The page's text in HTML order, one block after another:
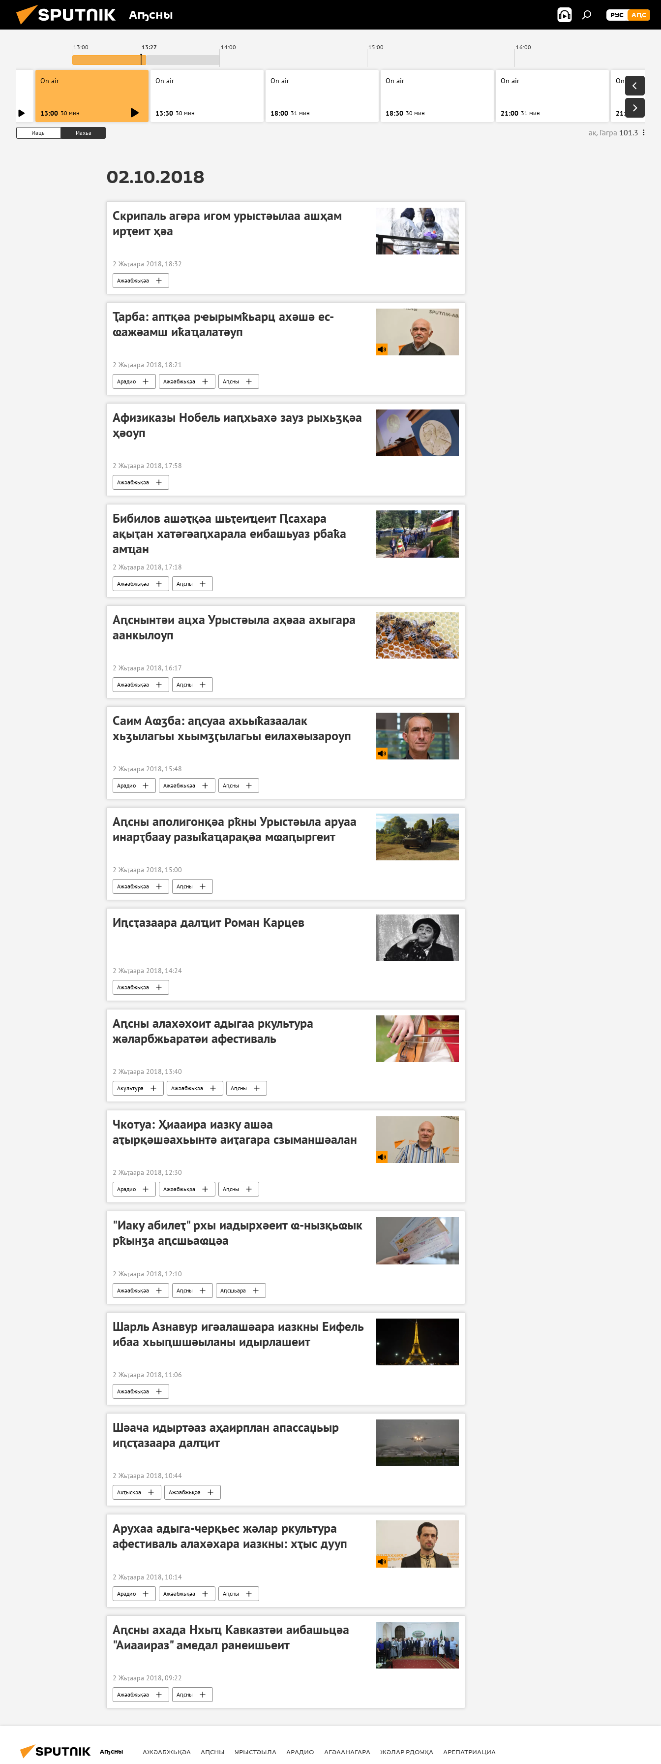
Аҧсны РУС АԤС
13:00 14:00 15:00 16:00
13:27
On air
13:00 30 мин
On air
13:30 30 мин
On air
18:00 31 мин
On air
18:30 30 мин
On air
21:00 31 мин
On air
21:30
Иацы Иахьа ақ. Гагра 101.3
02.10.2018
Скрипаль агәра игом урыстәылаа ашҳам
ирҭеит ҳәа
2 Жьҭаара 2018, 18:32
Ажәабжьқәа
Ҭарба: аптқәа рҽырымҟьарц ахәшә ес-
ҩажәамш иҟаҵалатәуп
2 Жьҭаара 2018, 18:21
Арадио Ажәабжьқәа Аԥсны
Афизиказы Нобель иаԥхьахә зауз рыхьӡқәа
ҳәоуп
2 Жьҭаара 2018, 17:58
Ажәабжьқәа
Бибилов ашәҭқәа шьҭеиҵеит Ԥсахара
ақыҭан хатәгәаԥхарала еибашьуаз рбаҟа
амҵан
2 Жьҭаара 2018, 17:18
Ажәабжьқәа Аԥсны
Аԥснынтәи ацха Урыстәыла аҳәаа ахыгара
аанкылоуп
2 Жьҭаара 2018, 16:17
Ажәабжьқәа Аԥсны
Саим Аҩӡба: аԥсуаа ахьыҟазаалак
хьӡылагьы хьымӡӷылагьы еилахәызароуп
2 Жьҭаара 2018, 15:48
Арадио Ажәабжьқәа Аԥсны
Аԥсны аполигонқәа рҟны Урыстәыла аруаа
инарҭбаау разыҟаҵарақәа мҩаԥыргеит
2 Жьҭаара 2018, 15:00
Ажәабжьқәа Аԥсны
Иԥсҭазаара далҵит Роман Карцев
2 Жьҭаара 2018, 14:24
Ажәабжьқәа
Аԥсны алахәхоит адыгаа ркультура
жәларбжьаратәи афестиваль
2 Жьҭаара 2018, 13:40
Акультура Ажәабжьқәа Аԥсны
Чкотуа: Ҳиааира иазку ашәа
аҭырқәшәахьынтә аиҭагара сзыманшәалан
2 Жьҭаара 2018, 12:30
Арадио Ажәабжьқәа Аԥсны
"Иаку абилеҭ" рхы иадырхәеит ҩ-нызқьҩык
рҟынӡа аԥсшьаҩцәа
2 Жьҭаара 2018, 12:10
Ажәабжьқәа Аԥсны Аԥсшьара
Шарль Азнавур игәалашәара иазкны Еифель
ибаа хьыԥшшәыланы идырлашеит
2 Жьҭаара 2018, 11:06
Ажәабжьқәа
Шәача идыртәаз аҳаирплан апассаџьыр
иԥсҭазаара далҵит
2 Жьҭаара 2018, 10:44
Ахҭысқәа Ажәабжьқәа
Арухаа адыга-черқьес жәлар ркультура
афестиваль алахәхара иазкны: хҭыс дууп
2 Жьҭаара 2018, 10:14
Арадио Ажәабжьқәа Аԥсны
Аԥсны ахада Нхыҵ Кавказтәи аибашьцәа
"Аиааираз" амедал ранеишьеит
2 Жьҭаара 2018, 09:22
Ажәабжьқәа Аԥсны
Аҧсны АЖӘАБЖЬҚӘА АԤСНЫ УРЫСТӘЫЛА АРАДИО АГӘААНАГАРА ЖӘЛАР РДОУҲА АРЕПАТРИАЦИА